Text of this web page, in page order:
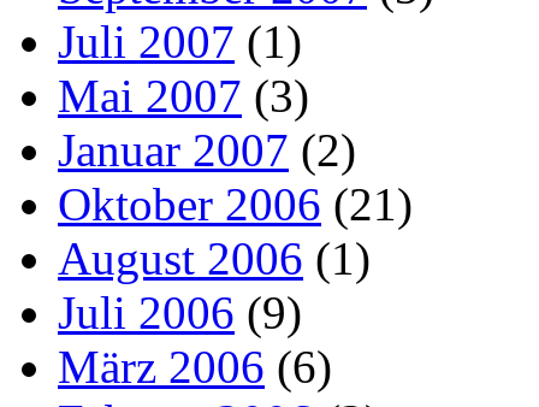
Juli 2007 (1)
Mai 2007 (3)
Januar 2007 (2)
Oktober 2006 (21)
August 2006 (1)
Juli 2006 (9)
März 2006 (6)